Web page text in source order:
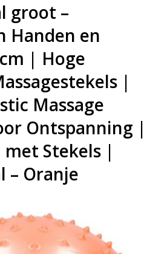
groot –
Handen en
| Hoge
|
Massage
Ontspanning |
met Stekels |
– Oranje